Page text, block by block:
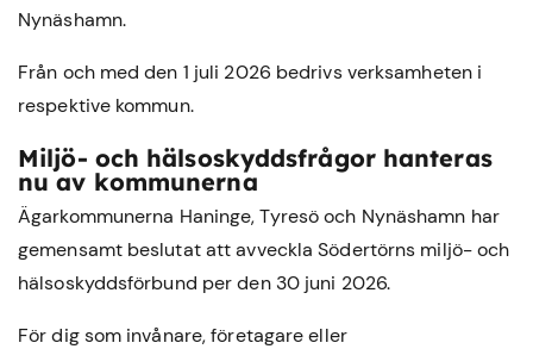
Nynäshamn.
Från och med den 1 juli 2026 bedrivs verksamheten i
respektive kommun.
Miljö- och hälsoskyddsfrågor hanteras
nu av kommunerna
Ägarkommunerna Haninge, Tyresö och Nynäshamn har
gemensamt beslutat att avveckla Södertörns miljö- och
hälsoskyddsförbund per den 30 juni 2026.
För dig som invånare, företagare eller